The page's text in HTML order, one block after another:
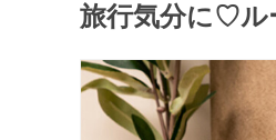
旅行気分に♡ル